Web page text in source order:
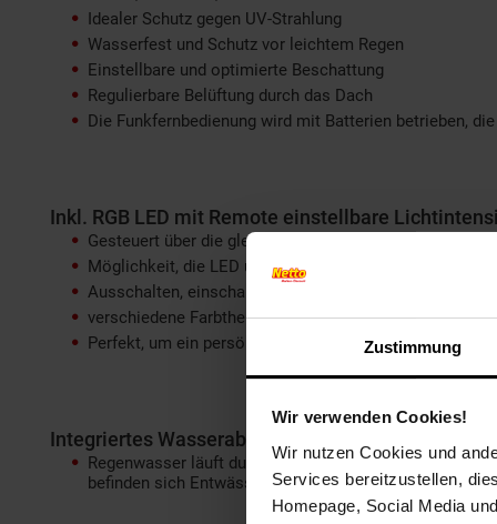
Zustimmung
Wir verwenden Cookies!
Wir nutzen Cookies und
Services bereitzustellen,
Homepage, Social Media
Idealer Schutz gegen UV-Strahlung
Wasserfest und Schutz vor leichtem Regen
Einstellbare und optimierte Beschattung
Regulierbare Belüftung durch das Dach
Die Funkfernbedienung wird mit Batterien betrieben,
Inkl. RGB LED mit Remote einstellbare
Gesteuert über die gleiche Remote Control wie das Dach
Möglichkeit, die LED über eine App zu steuern (QR-
Ausschalten, einschalten und die Helligkeit an die
verschiedene Farbthemen
Perfekt, um ein persönliches Ambiente zu schaffen:
Integriertes Wasserabflusssystem
Regenwasser läuft durch die Kanäle in den Lamellen
befinden sich Entwässerungslöcher, um das Wasser